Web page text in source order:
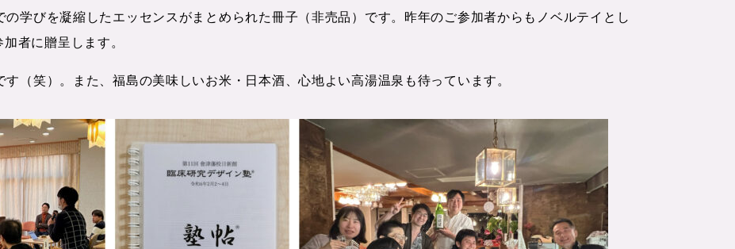
学びを凝縮したエッセンスがまとめられた冊子（非売品）です。昨年のご参加者からもノベルテイとし
者に贈呈します。
（笑）。また、福島の美味しいお米・日本酒、心地よい高湯温泉も待っています。